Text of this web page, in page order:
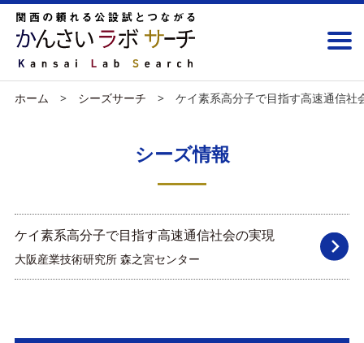
ホーム シーズサーチ ケイ素系高分子で目指す高速通信社
シーズ情報
ケイ素系高分子で目指す高速通信社会の実現
大阪産業技術研究所 森之宮センター